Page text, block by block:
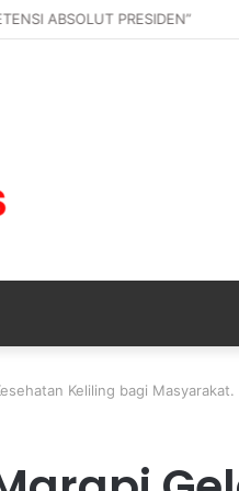
ABSOLUT PRESIDEN”
Keliling bagi Masyarakat.